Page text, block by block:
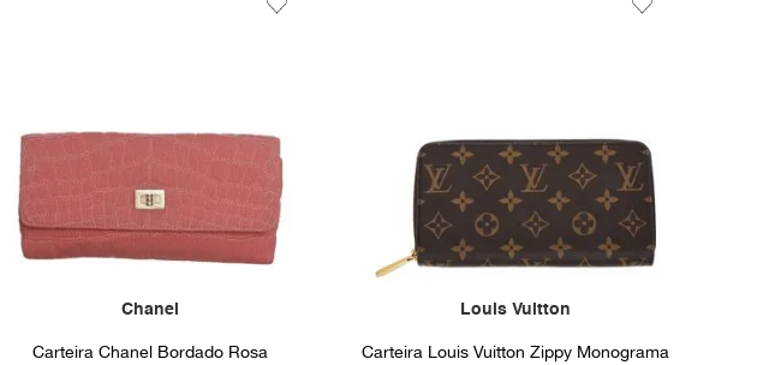
Chanel
Carteira Chanel Bordado Rosa
Louis Vuitton
Carteira Louis Vuitton Zippy Monograma